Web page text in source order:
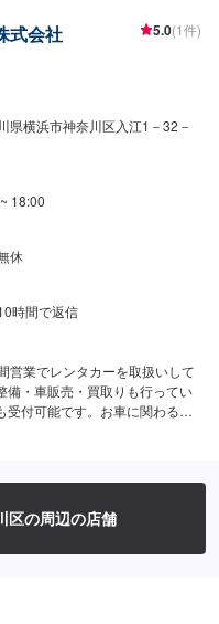
式会社 5.0(1件)
県横浜市神奈川区入江1－32－
18:00
休
時間で返信
営業でレンタカーを取扱いして
備・車販売・買取りも行ってい
受付可能です。お車に関わる事
区の周辺の店舗